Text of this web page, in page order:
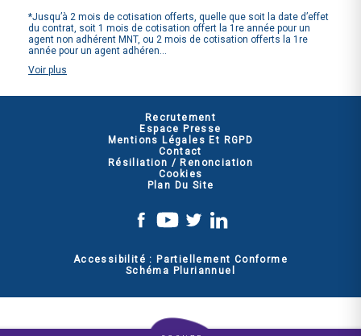
*Jusqu’à 2 mois de cotisation offerts, quelle que soit la date d’effet
du contrat, soit 1 mois de cotisation offert la 1re année pour un
agent non adhérent MNT, ou 2 mois de cotisation offerts la 1re
année pour un agent adhéren...
Voir plus
Recrutement
Espace Presse
Mentions Légales Et RGPD
Contact
Résiliation / Renonciation
Cookies
Plan Du Site
Accessibilité : Partiellement Conforme
Schéma Pluriannuel